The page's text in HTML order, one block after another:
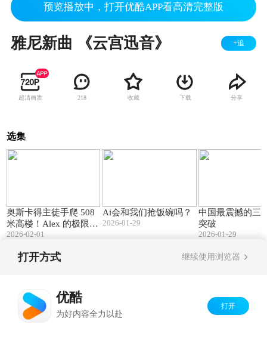
预览播放中，打开优酷APP看高清完整版
雅尼新曲 《云宫迅音》 +追
超清画质 218 收藏 下载 分享
选集
奥斯卡得主徒手爬 508
米高楼！Alex 的极限人
生太炸
2026-02-01
Ai会和我们抢饭碗吗？
2026-01-29
中国最震撼的三
突破
2026-01-29
打开方式 继续使用浏览器
优酷
为好内容全力以赴
打开